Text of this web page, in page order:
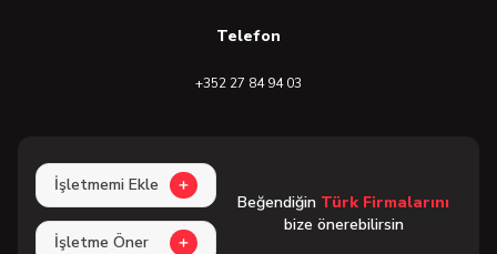
Telefon
+352 27 84 94 03
İşletmemi Ekle
İşletme Öner
Beğendiğin Türk Firmalarını
bize önerebilirsin